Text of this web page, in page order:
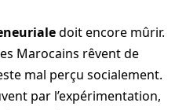
doit encore mûrir.
Marocains rêvent de
mal perçu socialement.
par l’expérimentation,